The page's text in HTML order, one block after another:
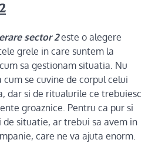
sector 2este o alegere
grele in care suntem la
sa gestionam situatia. Nu
se cuvine de corpul celui
dar si de ritualurile ce trebuiesc
groaznice. Pentru ca pur si
situatie, ar trebui sa avem in
care ne va ajuta enorm.